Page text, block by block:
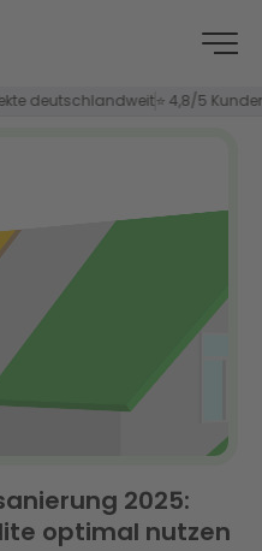
⭐ 4,8/5
2025:
optimal nutzen